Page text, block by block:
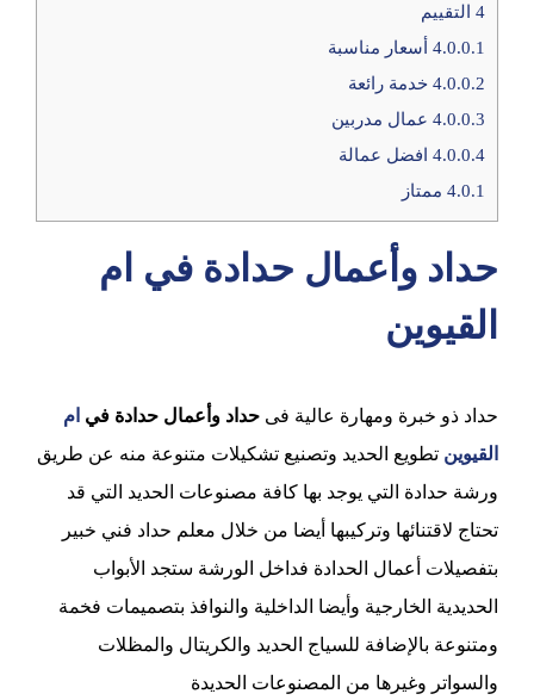
4 التقييم
4.0.0.1 أسعار مناسبة
4.0.0.2 خدمة رائعة
4.0.0.3 عمال مدربين
4.0.0.4 افضل عمالة
4.0.1 ممتاز
حداد وأعمال حدادة في ام
القيوين
حداد ذو خبرة ومهارة عالية فى حداد وأعمال حدادة في ام
القيوين تطويع الحديد وتصنيع تشكيلات متنوعة منه عن طريق
ورشة حدادة التي يوجد بها كافة مصنوعات الحديد التي قد
تحتاج لاقتنائها وتركيبها أيضا من خلال معلم حداد فني خبير
بتفصيلات أعمال الحدادة فداخل الورشة ستجد الأبواب
الحديدية الخارجية وأيضا الداخلية والنوافذ بتصميمات فخمة
ومتنوعة بالإضافة للسياج الحديد والكريتال والمظلات
والسواتر وغيرها من المصنوعات الحديدة